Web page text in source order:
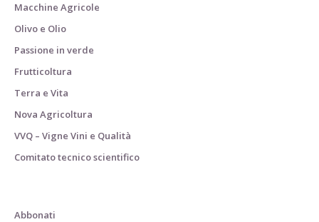
Macchine Agricole
Olivo e Olio
Passione in verde
Frutticoltura
Terra e Vita
Nova Agricoltura
VVQ – Vigne Vini e Qualità
Comitato tecnico scientifico
Abbonati